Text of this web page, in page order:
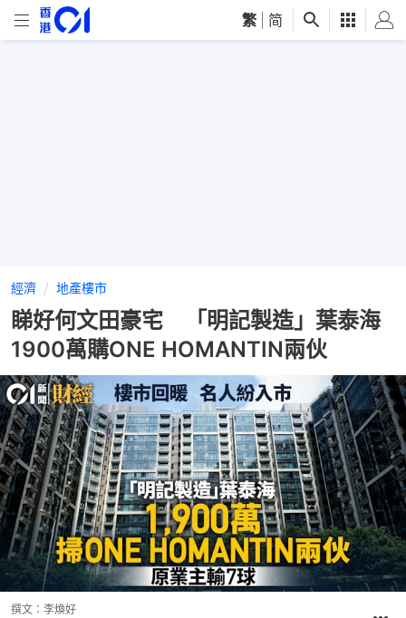
繁 简
經濟 地產樓市
睇好何文田豪宅 「明記製造」葉泰海
1900萬購ONE HOMANTIN兩伙
撰文： 李煥好